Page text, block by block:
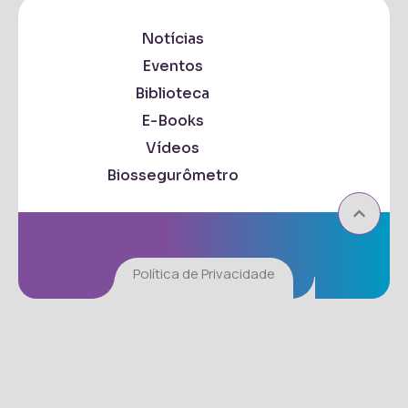
Notícias
Eventos
Biblioteca
E-Books
Vídeos
Biossegurômetro
Política de Privacidade